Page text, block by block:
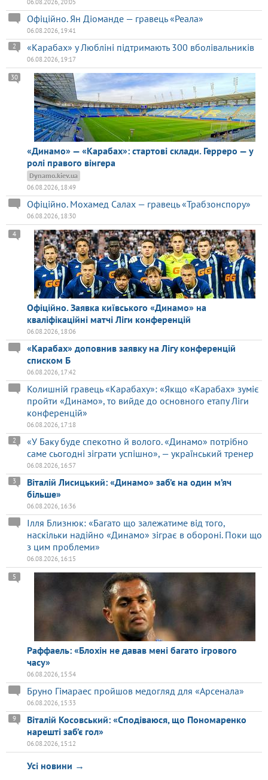
06.08.2026, 20:05
Офіційно. Ян Діоманде — гравець «Реала»
06.08.2026, 19:41
«Карабах» у Любліні підтримають 300 вболівальників
2
06.08.2026, 19:17
«Динамо» — «Карабах»: стартові склади. Герреро — у
ролі правого вінгера
30
Dynamo.kiev.ua
06.08.2026, 18:49
Офіційно. Мохамед Салах — гравець «Трабзонспору»
06.08.2026, 18:30
Офіційно. Заявка київського «Динамо» на
кваліфікаційні матчі Ліги конференцій
4
06.08.2026, 18:06
«Карабах» доповнив заявку на Лігу конференцій
списком Б
06.08.2026, 17:42
Колишній гравець «Карабаху»: «Якщо «Карабах» зуміє
пройти «Динамо», то вийде до основного етапу Ліги
конференцій»
06.08.2026, 17:18
«У Баку буде спекотно й волого. «Динамо» потрібно
саме сьогодні зіграти успішно», — український тренер
2
06.08.2026, 16:57
Віталій Лисицький: «Динамо» заб’є на один м’яч
більше»
3
06.08.2026, 16:36
Ілля Близнюк: «Багато що залежатиме від того,
наскільки надійно «Динамо» зіграє в обороні. Поки що
з цим проблеми»
06.08.2026, 16:15
Раффаель: «Блохін не давав мені багато ігрового
часу»
5
06.08.2026, 15:54
Бруно Гімараес пройшов медогляд для «Арсенала»
06.08.2026, 15:33
Віталій Косовський: «Сподіваюся, що Пономаренко
нарешті заб’є гол»
9
06.08.2026, 15:12
Усі новини →